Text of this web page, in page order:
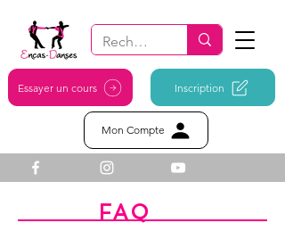
Essayer un cours Inscription
Mon Compte
FAQ